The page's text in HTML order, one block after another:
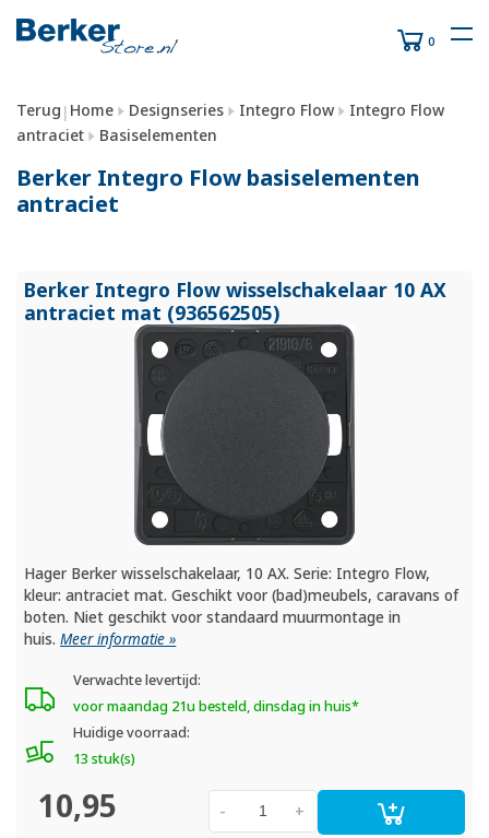
0
Terug | Home Designseries Integro Flow
Integro Flow
antraciet
Basiselementen
Berker Integro Flow basiselementen
antraciet
Berker Integro Flow wisselschakelaar 10 AX
antraciet mat (936562505)
Hager Berker wisselschakelaar, 10 AX. Serie: Integro Flow,
kleur: antraciet mat. Geschikt voor (bad)meubels, caravans of
boten. Niet geschikt voor standaard muurmontage in
huis.Meer informatie »
Verwachte levertijd:
voor maandag 21u besteld, dinsdag in huis*
Huidige voorraad:
13 stuk(s)
10,95 +
-